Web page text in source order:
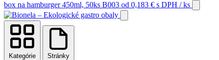
box na hamburger 450ml, 50ks B003 od 0,183 € s DPH / ks
Kategórie Stránky